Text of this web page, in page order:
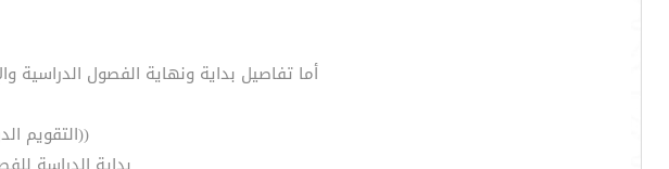
أما تفاصيل بداية ونهاية الفصول الدراسية
((التقويم الدراسي